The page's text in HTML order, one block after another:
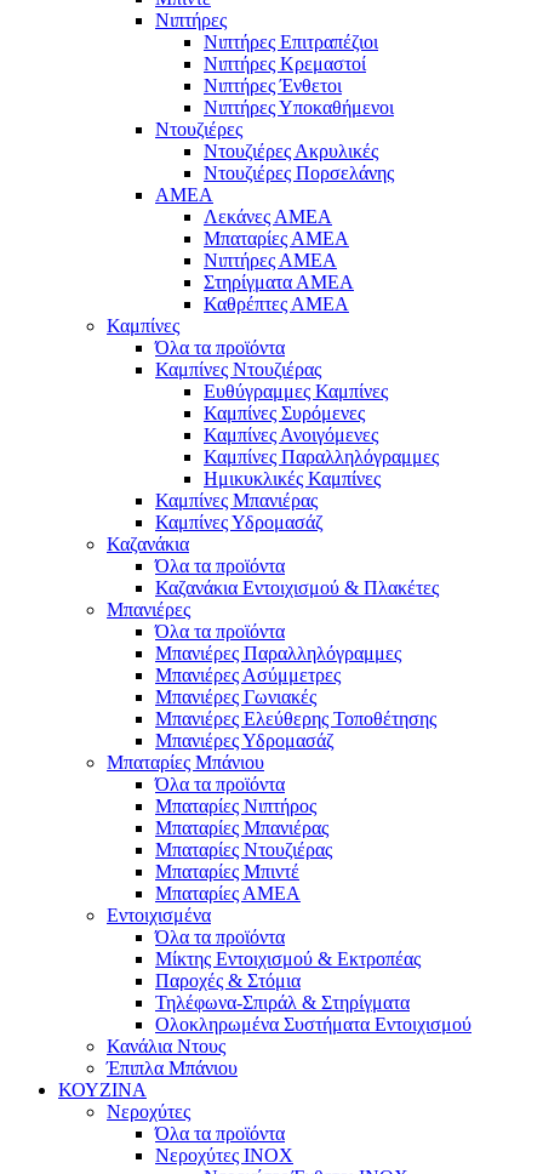
Νιπτήρες
Νιπτήρες Επιτραπέζιοι
Νιπτήρες Κρεμαστοί
Νιπτήρες Ένθετοι
Νιπτήρες Υποκαθήμενοι
Ντουζιέρες
Ντουζιέρες Ακρυλικές
Ντουζιέρες Πορσελάνης
ΑΜΕΑ
Λεκάνες ΑΜΕΑ
Μπαταρίες ΑΜΕΑ
Νιπτήρες ΑΜΕΑ
Στηρίγματα ΑΜΕΑ
Καθρέπτες ΑΜΕΑ
Καμπίνες
Όλα τα προϊόντα
Καμπίνες Ντουζιέρας
Ευθύγραμμες Καμπίνες
Καμπίνες Συρόμενες
Καμπίνες Ανοιγόμενες
Καμπίνες Παραλληλόγραμμες
Ημικυκλικές Καμπίνες
Καμπίνες Μπανιέρας
Καμπίνες Υδρομασάζ
Καζανάκια
Όλα τα προϊόντα
Καζανάκια Εντοιχισμού & Πλακέτες
Μπανιέρες
Όλα τα προϊόντα
Μπανιέρες Παραλληλόγραμμες
Μπανιέρες Ασύμμετρες
Μπανιέρες Γωνιακές
Μπανιέρες Ελεύθερης Τοποθέτησης
Μπανιέρες Υδρομασάζ
Μπαταρίες Μπάνιου
Όλα τα προϊόντα
Μπαταρίες Νιπτήρος
Μπαταρίες Μπανιέρας
Μπαταρίες Ντουζιέρας
Μπαταρίες Μπιντέ
Μπαταρίες ΑΜΕΑ
Εντοιχισμένα
Όλα τα προϊόντα
Μίκτης Εντοιχισμού & Εκτροπέας
Παροχές & Στόμια
Τηλέφωνα-Σπιράλ & Στηρίγματα
Ολοκληρωμένα Συστήματα Εντοιχισμού
Κανάλια Ντους
Έπιπλα Μπάνιου
ΚΟΥΖΙΝΑ
Νεροχύτες
Όλα τα προϊόντα
Νεροχύτες ΙΝΟΧ